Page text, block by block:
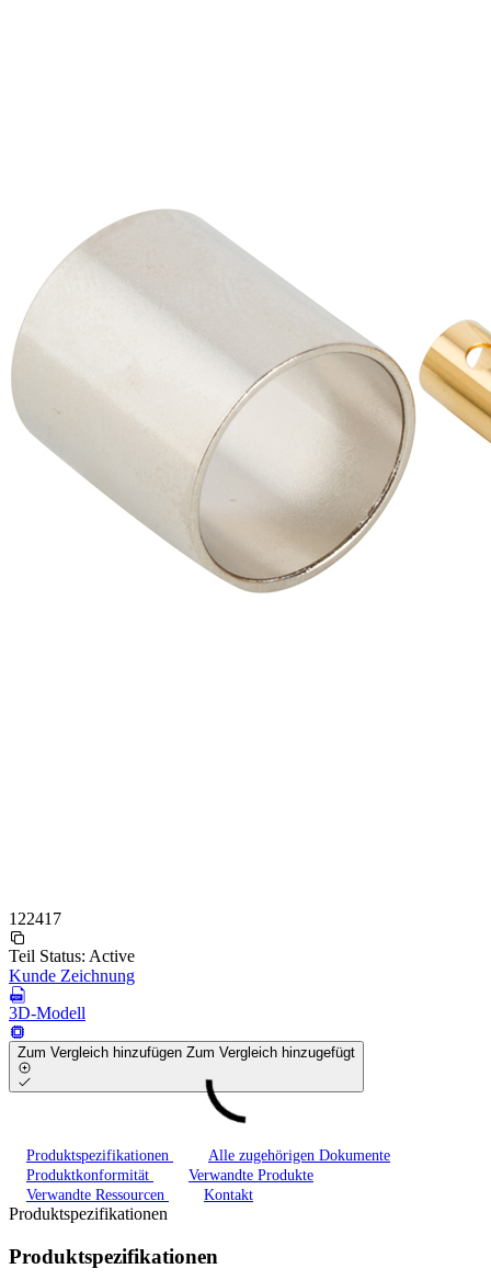
122417
Teil Status: Active
Kunde Zeichnung
3D-Modell
Zum Vergleich hinzufügen Zum Vergleich hinzugefügt
Produktspezifikationen
Alle zugehörigen Dokumente
Produktkonformität
Verwandte Produkte
Verwandte Ressourcen
Kontakt
Produktspezifikationen
Produktspezifikationen